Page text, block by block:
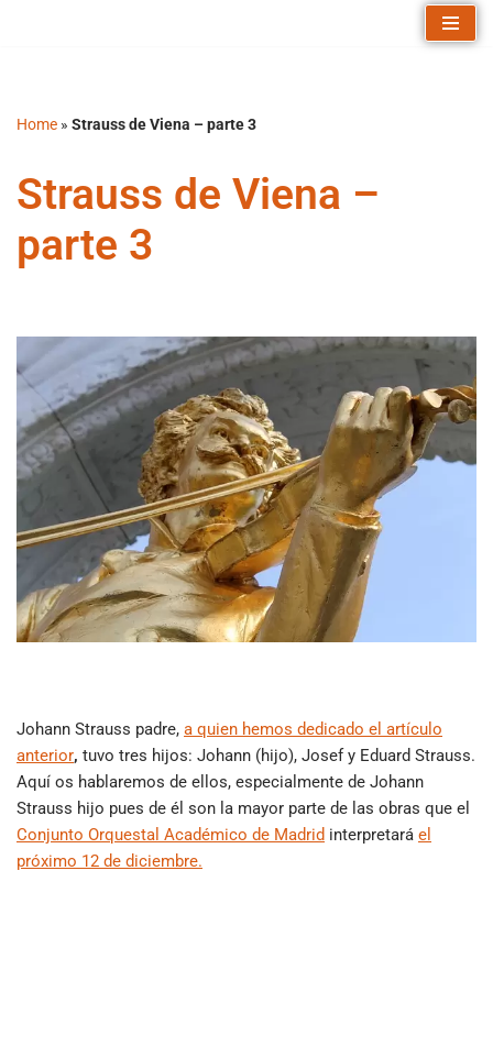
Home » Strauss de Viena – parte 3
Strauss de Viena –
parte 3
Johann Strauss padre, a quien hemos dedicado el artículo
anterior, tuvo tres hijos: Johann (hijo), Josef y Eduard Strauss.
Aquí os hablaremos de ellos, especialmente de Johann
Strauss hijo pues de él son la mayor parte de las obras que el
Conjunto Orquestal Académico de Madrid interpretará el
próximo 12 de diciembre.